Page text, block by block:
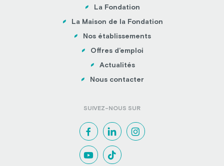
La Fondation
La Maison de la Fondation
Nos établissements
Offres d’emploi
Actualités
Nous contacter
SUIVEZ-NOUS SUR